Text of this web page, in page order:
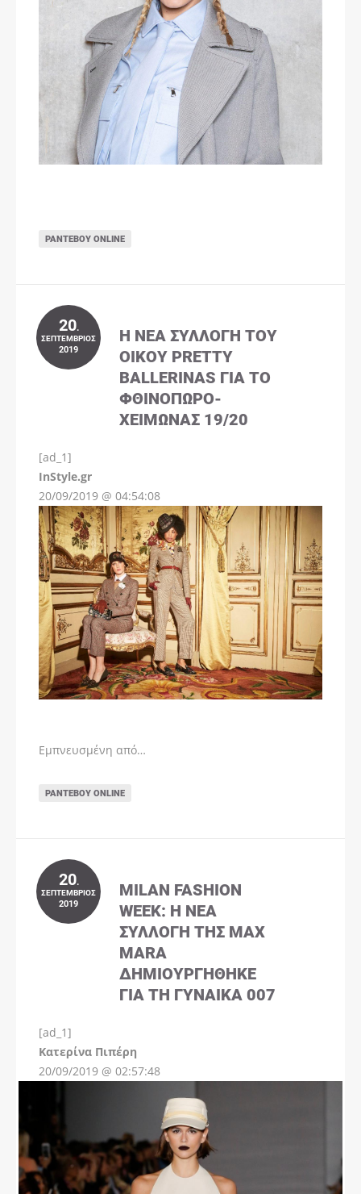
ΡΑΝΤΕΒΟΎ ONLINE
20.
ΣΕΠΤΈΜΒΡΙΟΣ
2019
Η ΝΈΑ ΣΥΛΛΟΓΉ ΤΟΥ
ΟΊΚΟΥ PRETTY
BALLERINAS ΓΙΑ ΤΟ
ΦΘΙΝΌΠΩΡΟ-
ΧΕΙΜΏΝΑΣ 19/20
[ad_1]
InStyle.gr
20/09/2019 @ 04:54:08
Εμπνευσμένη από…
ΡΑΝΤΕΒΟΎ ONLINE
20.
ΣΕΠΤΈΜΒΡΙΟΣ
2019
MILAN FASHION
WEEK: Η ΝΈΑ
ΣΥΛΛΟΓΉ ΤΗΣ MAX
MARA
ΔΗΜΙΟΥΡΓΉΘΗΚΕ
ΓΙΑ ΤΗ ΓΥΝΑΊΚΑ 007
[ad_1]
Kατερίνα Πιπέρη
20/09/2019 @ 02:57:48